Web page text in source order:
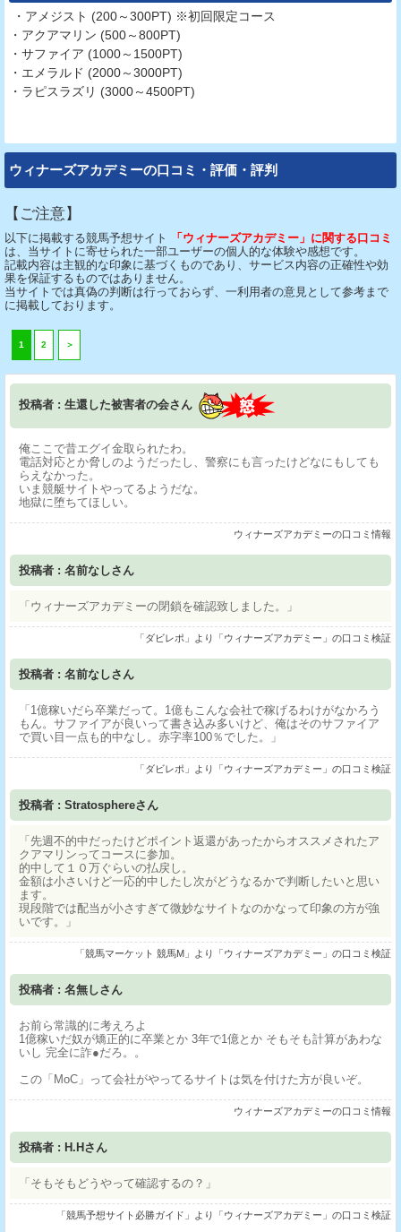
・アメジスト (200～300PT) ※初回限定コース
・アクアマリン (500～800PT)
・サファイア (1000～1500PT)
・エメラルド (2000～3000PT)
・ラピスラズリ (3000～4500PT)
ウィナーズアカデミーの口コミ・評価・評判
【ご注意】
以下に掲載する競馬予想サイト
「ウィナーズアカデミー」に関する口コミ
は、当サイトに寄せられた一部ユーザーの個人的な体験や感想です。
記載内容は主観的な印象に基づくものであり、サービス内容の正確性や効
果を保証するものではありません。
当サイトでは真偽の判断は行っておらず、一利用者の意見として参考まで
に掲載しております。
1 2 ＞
投稿者 : 生還した被害者の会さん
俺ここで昔エグイ金取られたわ。
電話対応とか脅しのようだったし、警察にも言ったけどなにもしても
らえなかった。
いま競艇サイトやってるようだな。
地獄に堕ちてほしい。
ウィナーズアカデミーの口コミ情報
投稿者 : 名前なしさん
「ウィナーズアカデミーの閉鎖を確認致しました。」
「ダビレポ」より「ウィナーズアカデミー」の口コミ検証
投稿者 : 名前なしさん
「1億稼いだら卒業だって。1億もこんな会社で稼げるわけがなかろう
もん。サファイアが良いって書き込み多いけど、俺はそのサファイア
で買い目一点も的中なし。赤字率100％でした。」
「ダビレポ」より「ウィナーズアカデミー」の口コミ検証
投稿者 : Stratosphereさん
「先週不的中だったけどポイント返還があったからオススメされたア
クアマリンってコースに参加。
的中して１０万ぐらいの払戻し。
金額は小さいけど一応的中したし次がどうなるかで判断したいと思い
ます。
現段階では配当が小さすぎて微妙なサイトなのかなって印象の方が強
いです。」
「競馬マーケット 競馬M」より「ウィナーズアカデミー」の口コミ検証
投稿者 : 名無しさん
お前ら常識的に考えろよ
1億稼いだ奴が矯正的に卒業とか 3年で1億とか そもそも計算があわな
いし 完全に詐●だろ。。
この「MoC」って会社がやってるサイトは気を付けた方が良いぞ。
ウィナーズアカデミーの口コミ情報
投稿者 : H.Hさん
「そもそもどうやって確認するの？」
「競馬予想サイト必勝ガイド」より「ウィナーズアカデミー」の口コミ検証